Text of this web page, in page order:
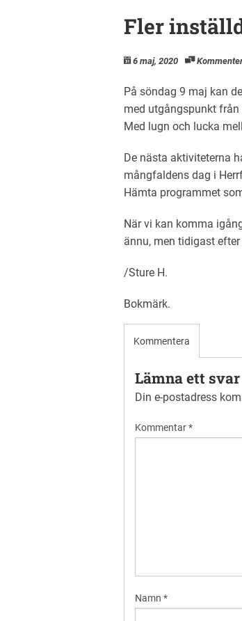
Fler
6 maj, 2020
På söndag 9 maj kan
med utgångspunkt
Med lugn och lucka
De nästa aktiviteterna
mångfaldens dag i
Hämta programmet
När vi kan komma
ännu, men tidigast
/Sture H.
Bokmärk.
Kommentera
Lämna ett svar
Din e-postadress
Kommentar*
Namn *